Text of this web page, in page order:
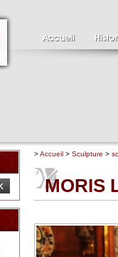
>Accueil > Sculpture >
MORIS